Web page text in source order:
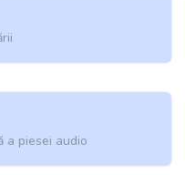
a piesei audio